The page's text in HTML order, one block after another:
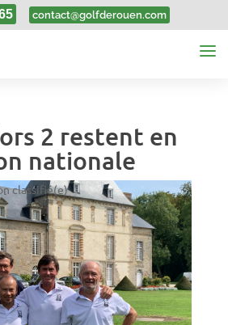
contact@golfderouen.com
2 restent en
nationale
classifié(e)